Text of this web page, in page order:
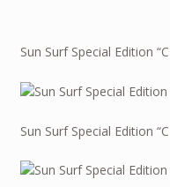
Sun Surf Special Edition
Sun Surf Special Edition